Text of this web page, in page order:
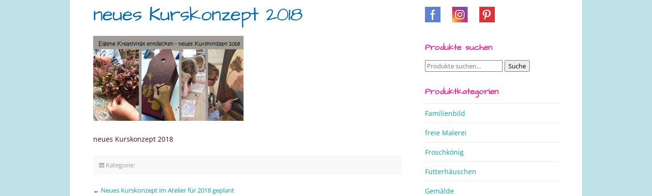
neues Kurskonzept 2018
neues Kurskonzept 2018
Kategorie:
← Neues Kurskonzept im Atelier für 2018 geplant
Produkte suchen
Suche
Suche
Produktkategorien
Familienbild
freie Malerei
Froschkönig
Futterhäuschen
Gemälde